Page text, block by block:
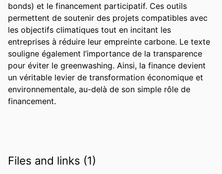
bonds) et le financement participatif. Ces outils
permettent de soutenir des projets compatibles avec
les objectifs climatiques tout en incitant les
entreprises à réduire leur empreinte carbone. Le texte
souligne également l’importance de la transparence
pour éviter le greenwashing. Ainsi, la finance devient
un véritable levier de transformation économique et
environnementale, au-delà de son simple rôle de
financement.
Files and links (1)